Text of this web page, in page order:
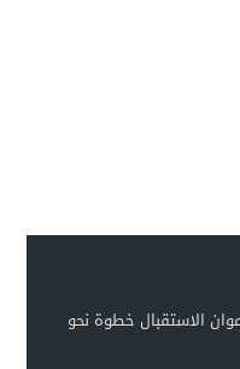
الاستقبال خطوة نحو